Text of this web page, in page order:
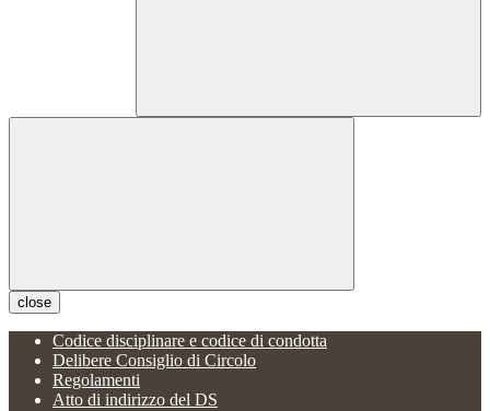
close
Codice disciplinare e codice di condotta
Delibere Consiglio di Circolo
Regolamenti
Atto di indirizzo del DS